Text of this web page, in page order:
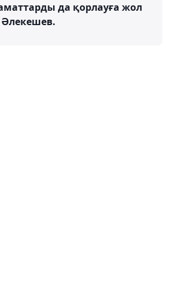
да қорлауға жол
Әлекешев.